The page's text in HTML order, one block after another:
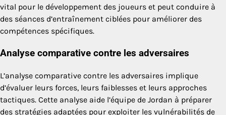
vital pour le développement des joueurs et peut conduire à
des séances d’entraînement ciblées pour améliorer des
compétences spécifiques.
Analyse comparative contre les adversaires
L’analyse comparative contre les adversaires implique
d’évaluer leurs forces, leurs faiblesses et leurs approches
tactiques. Cette analyse aide l’équipe de Jordan à préparer
des stratégies adaptées pour exploiter les vulnérabilités de